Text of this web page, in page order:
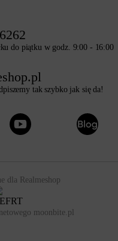
do piątku w godz. 9:00 - 16:00
tak szybko jak się da!
dla Realmeshop
moonbite.pl